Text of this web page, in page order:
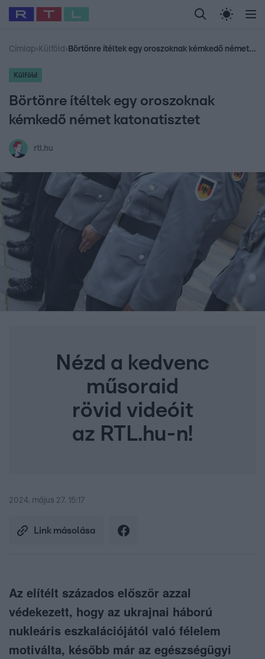
Legfrissebb RTL Híradó Randi Celeb vagyok,
Babits Marcella Most Wanted Gallusz
Címlap› Külföld › Börtönre ítéltek egy oroszoknak kémkedő német katonatisztet
Külföld
Börtönre ítéltek egy oroszoknak
kémkedő német katonatisztet
rtl.hu
Nézd a kedvenc
műsoraid
rövid videóit
az RTL.hu-n!
2024. május 27. 15:17
Link másolása
Az elítélt százados először azzal
védekezett, hogy az ukrajnai háború
nukleáris eszkalációjától való félelem
motiválta, később már az egészségügyi